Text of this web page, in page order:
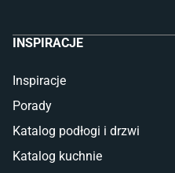
INSPIRACJE
Inspiracje
Porady
Katalog podłogi i drzwi
Katalog kuchnie